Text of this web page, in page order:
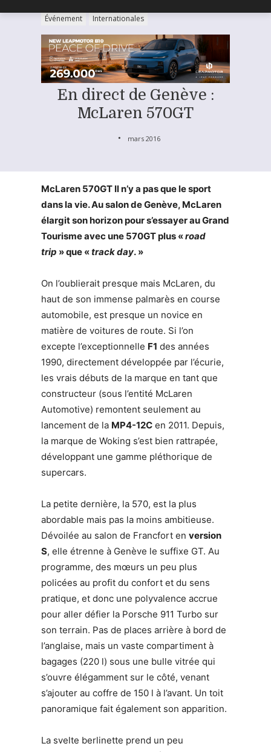
Événement Internationales
En direct de Genève :
McLaren 570GT
mars 2016
McLaren 570GT Il n’y a pas que le sport
dans la vie. Au salon de Genève, McLaren
élargit son horizon pour s’essayer au Grand
Tourisme avec une 570GT plus «road
trip » que «track day. »
On l’oublierait presque mais McLaren, du
haut de son immense palmarès en course
automobile, est presque un novice en
matière de voitures de route. Si l’on
excepte l’exceptionnelle F1 des années
1990, directement développée par l’écurie,
les vrais débuts de la marque en tant que
constructeur (sous l’entité McLaren
Automotive) remontent seulement au
lancement de la MP4-12C en 2011. Depuis,
la marque de Woking s’est bien rattrapée,
développant une gamme pléthorique de
supercars.
La petite dernière, la 570, est la plus
abordable mais pas la moins ambitieuse.
Dévoilée au salon de Francfort en version
S, elle étrenne à Genève le suffixe GT. Au
programme, des mœurs un peu plus
policées au profit du confort et du sens
pratique, et donc une polyvalence accrue
pour aller défier la Porsche 911 Turbo sur
son terrain. Pas de places arrière à bord de
l’anglaise, mais un vaste compartiment à
bagages (220 l) sous une bulle vitrée qui
s’ouvre élégamment sur le côté, venant
s’ajouter au coffre de 150 l à l’avant. Un toit
panoramique fait également son apparition.
La svelte berlinette prend un peu